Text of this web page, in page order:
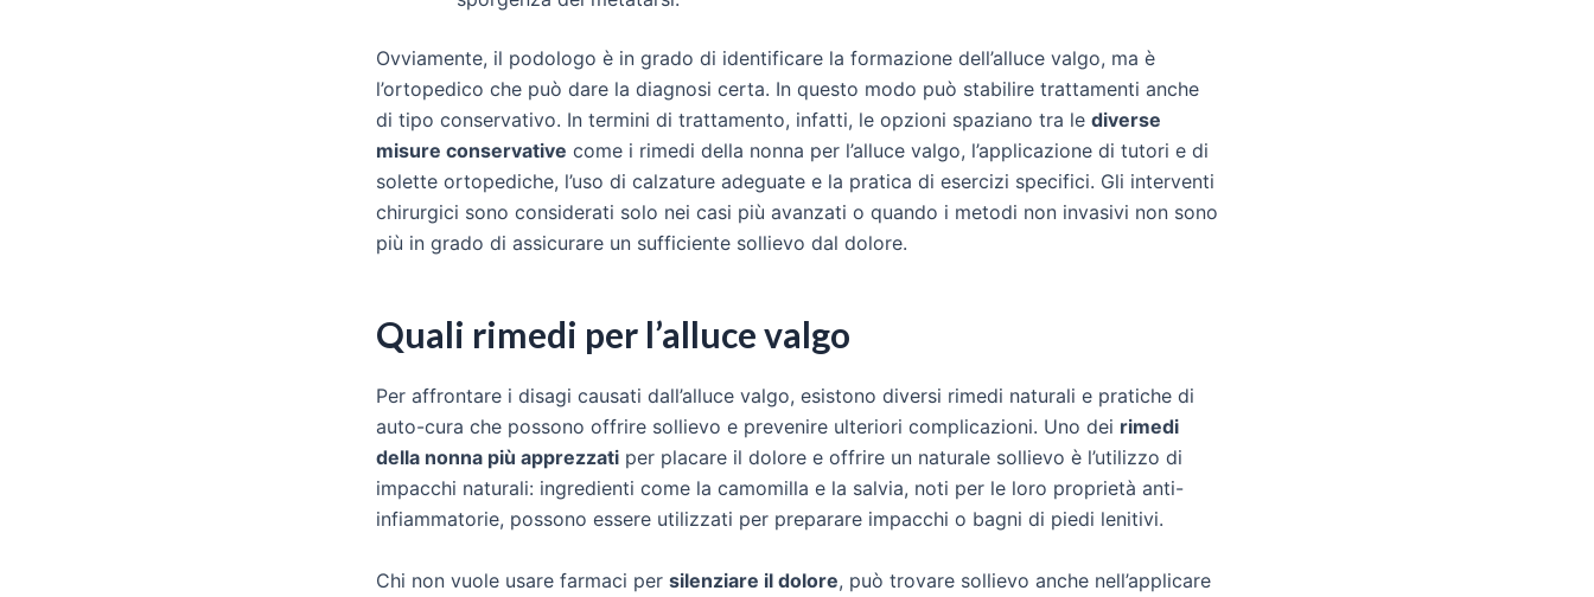
Ovviamente, il podologo è in grado di identificare la formazione dell’alluce valgo, ma è
l’ortopedico che può dare la diagnosi certa. In questo modo può stabilire trattamenti anche
di tipo conservativo. In termini di trattamento, infatti, le opzioni spaziano tra le diverse
misure conservative come i rimedi della nonna per l’alluce valgo, l’applicazione di tutori e di
solette ortopediche, l’uso di calzature adeguate e la pratica di esercizi specifici. Gli interventi
chirurgici sono considerati solo nei casi più avanzati o quando i metodi non invasivi non sono
più in grado di assicurare un sufficiente sollievo dal dolore.
Quali rimedi per l’alluce valgo
Per affrontare i disagi causati dall’alluce valgo, esistono diversi rimedi naturali e pratiche di
auto-cura che possono offrire sollievo e prevenire ulteriori complicazioni. Uno dei rimedi
della nonna più apprezzati per placare il dolore e offrire un naturale sollievo è l’utilizzo di
impacchi naturali: ingredienti come la camomilla e la salvia, noti per le loro proprietà anti-
infiammatorie, possono essere utilizzati per preparare impacchi o bagni di piedi lenitivi.
Chi non vuole usare farmaci per silenziare il dolore, può trovare sollievo anche nell’applicare